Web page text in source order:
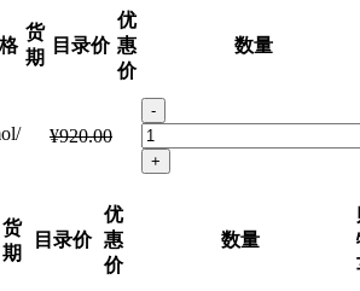
货
期
目录价
优
惠
价
数量
¥920.00
-
+
货
期
目录价
优
惠
价
数量